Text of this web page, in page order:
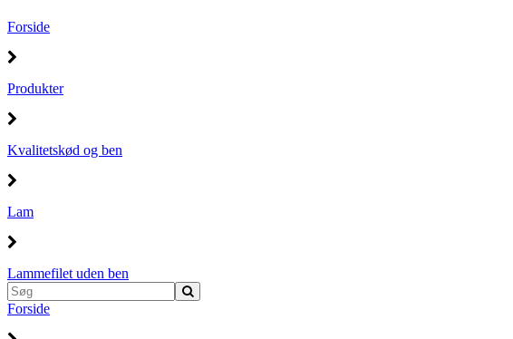
Forside
Produkter
Kvalitetskød og ben
Lam
Lammefilet uden ben
Forside